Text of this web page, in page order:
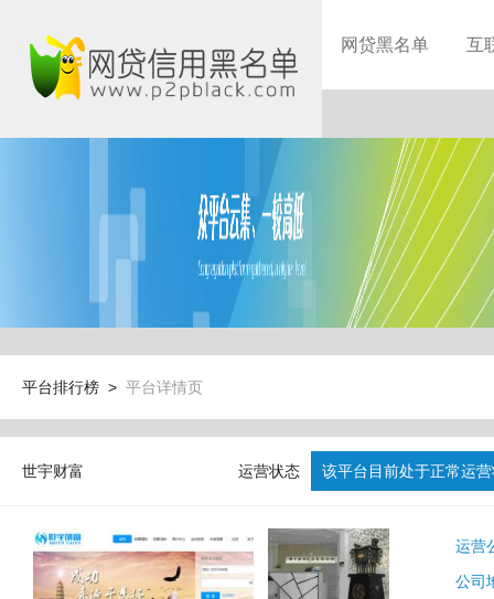
网贷黑名单 互
平台排行榜 > 平台详情页
世宇财富 运营状态 该平台目前处于正常运
运营
公司